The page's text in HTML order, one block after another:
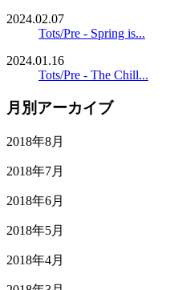
2024.02.07
Tots/Pre - Spring is...
2024.01.16
Tots/Pre - The Chill...
月別アーカイブ
2018年8月
2018年7月
2018年6月
2018年5月
2018年4月